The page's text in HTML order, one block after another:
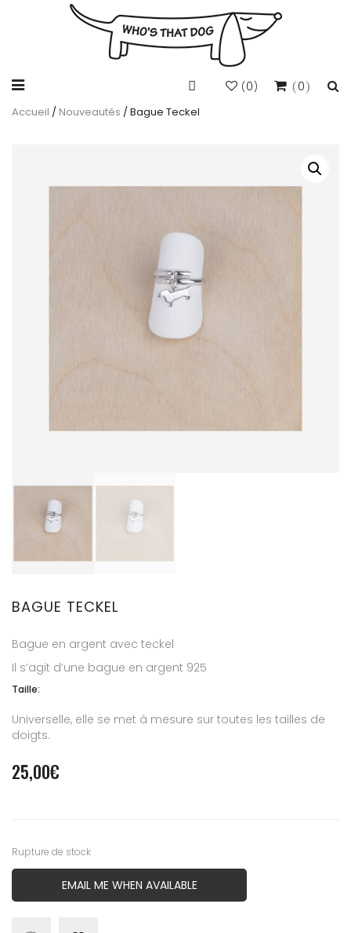
0
(0)
Accueil / Nouveautés / Bague Teckel
BAGUE TECKEL
Bague en argent avec teckel
Il s’agit d’une bague en argent 925
Taille:
Universelle, elle se met à mesure sur toutes les tailles de
doigts.
25,00€
Rupture de stock
EMAIL ME WHEN AVAILABLE